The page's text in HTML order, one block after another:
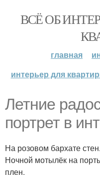
ВСЁ ОБ
главная
интерьер для
Летние
портрет в
На розовом бархате стен.
Ночной мотылёк на
плен.